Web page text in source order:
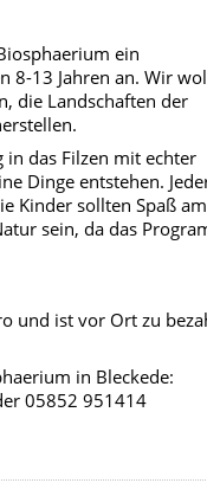
ein
8-13 Jahren an. Wir
die Landschaften der
in das Filzen mit echter
Dinge entstehen.
Kinder sollten Spaß am
sein, da das
und ist vor Ort zu
in Bleckede:
05852 951414